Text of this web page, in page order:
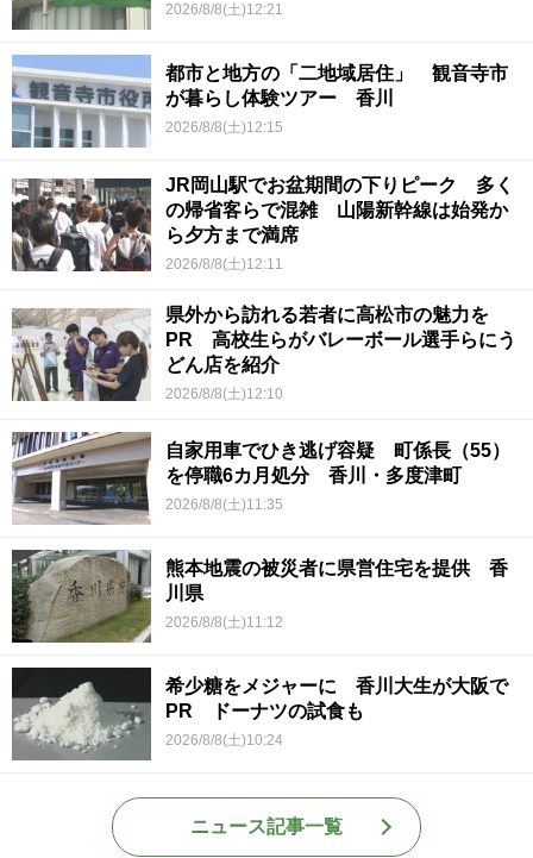
2026/8/8(土)12:21
都市と地方の「二地域居住」 観音寺市
が暮らし体験ツアー 香川
2026/8/8(土)12:15
JR岡山駅でお盆期間の下りピーク 多く
の帰省客らで混雑 山陽新幹線は始発か
ら夕方まで満席
2026/8/8(土)12:11
県外から訪れる若者に高松市の魅力を
PR 高校生らがバレーボール選手らにう
どん店を紹介
2026/8/8(土)12:10
自家用車でひき逃げ容疑 町係長（55）
を停職6カ月処分 香川・多度津町
2026/8/8(土)11:35
熊本地震の被災者に県営住宅を提供 香
川県
2026/8/8(土)11:12
希少糖をメジャーに 香川大生が大阪で
PR ドーナツの試食も
2026/8/8(土)10:24
ニュース記事一覧